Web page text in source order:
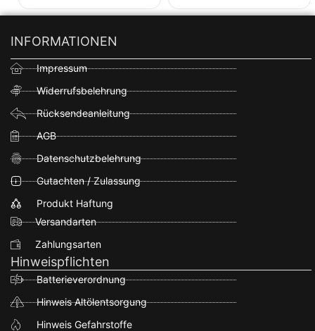
INFORMATIONEN
Impressum
Widerrufsbelehrung
Rücksendeanleitung
AGB
Datenschutzbelehrung
Gutachten / Zulassung
Produkt Haftung
Versandarten
Zahlungsarten
Hinweispflichten
Batterieverordnung
Hinweis Altölentsorgung
Hinweis Gefahrstoffe